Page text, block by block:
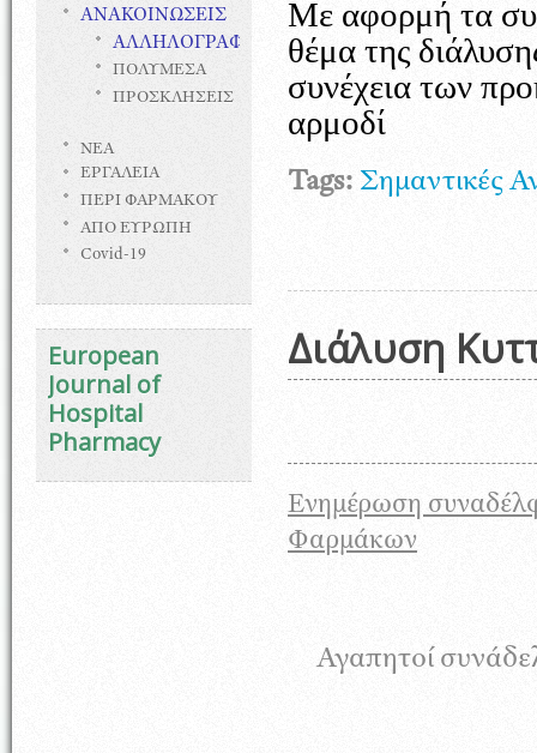
ΑΝΑΚΟΙΝΩΣΕΙΣ
ΑΛΛΗΛΟΓΡΑΦΙΑ
ΠΟΛΥΜΕΣΑ
ΠΡΟΣΚΛΗΣΕΙΣ
ΝΕΑ
ΕΡΓΑΛΕΙΑ
ΠΕΡΙ ΦΑΡΜΑΚΟΥ
ΑΠΟ ΕΥΡΩΠΗ
Covid-19
European
Journal of
Hospital
Pharmacy
Με αφορμή τα
θέμα της
συνέχεια των
αρμοδί
Tags: Σημαντικές
Διάλυση
Ενημέρωση
Φαρμάκων
Αγαπητοί